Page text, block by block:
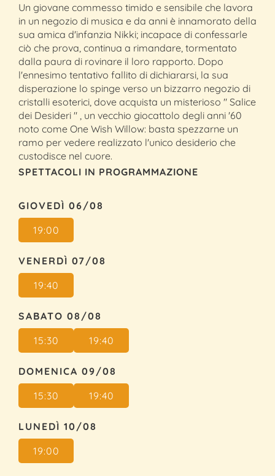
Un giovane commesso timido e sensibile che lavora
in un negozio di musica e da anni è innamorato della
sua amica d'infanzia Nikki; incapace di confessarle
ciò che prova, continua a rimandare, tormentato
dalla paura di rovinare il loro rapporto. Dopo
l'ennesimo tentativo fallito di dichiararsi, la sua
disperazione lo spinge verso un bizzarro negozio di
cristalli esoterici, dove acquista un misterioso " Salice
dei Desideri " , un vecchio giocattolo degli anni '60
noto come One Wish Willow: basta spezzarne un
ramo per vedere realizzato l'unico desiderio che
custodisce nel cuore.
SPETTACOLI IN PROGRAMMAZIONE
GIOVEDÌ 06/08
19:00
VENERDÌ 07/08
19:40
SABATO 08/08
15:30
19:40
DOMENICA 09/08
15:30
19:40
LUNEDÌ 10/08
19:00